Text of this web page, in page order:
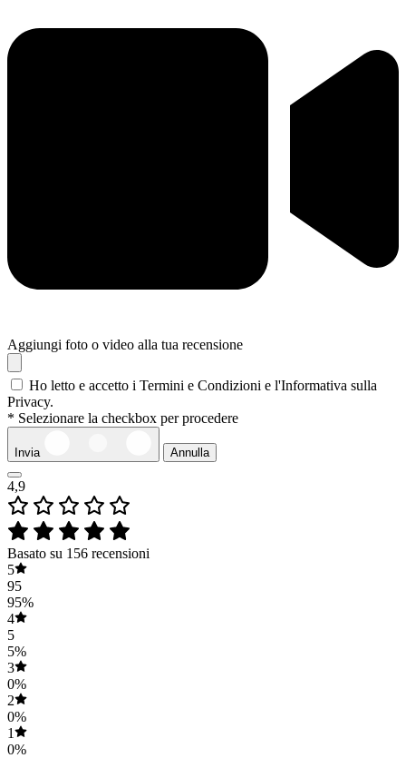
Aggiungi foto o video alla tua recensione
Ho letto e accetto i Termini e Condizioni e l'Informativa sulla
Privacy.
* Selezionare la checkbox per procedere
Invia Annulla
4,9
Basato su 156 recensioni
5
95
95%
4
5
5%
3
0%
2
0%
1
0%